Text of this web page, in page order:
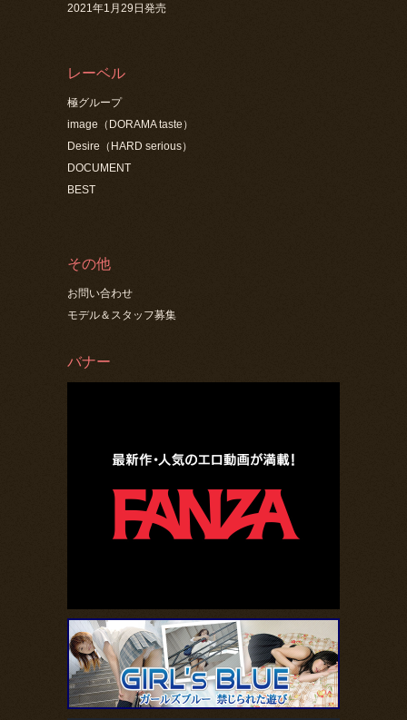
2021年1月29日発売
レーベル
極グループ
image（DORAMA taste）
Desire（HARD serious）
DOCUMENT
BEST
その他
お問い合わせ
モデル＆スタッフ募集
バナー